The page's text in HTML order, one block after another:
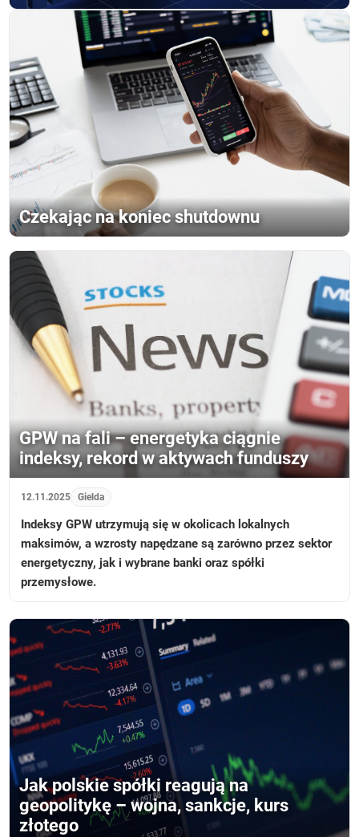
Czekając na koniec shutdownu
GPW na fali – energetyka ciągnie
indeksy, rekord w aktywach funduszy
12.11.2025 Gielda
Indeksy GPW utrzymują się w okolicach lokalnych
maksimów, a wzrosty napędzane są zarówno przez sektor
energetyczny, jak i wybrane banki oraz spółki
przemysłowe.
Jak polskie spółki reagują na
geopolitykę – wojna, sankcje, kurs
złotego